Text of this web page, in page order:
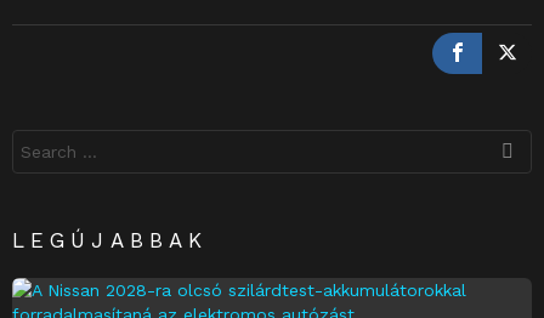
for:
LEGÚJABBAK